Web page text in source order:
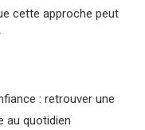
cette approche peut
: retrouver une
au quotidien